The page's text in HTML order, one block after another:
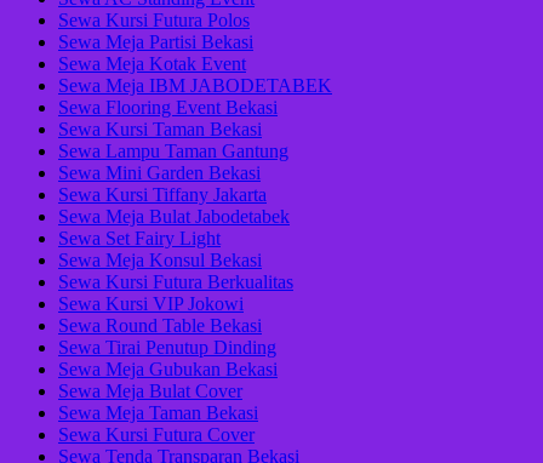
Sewa Kursi Futura Polos
Sewa Meja Partisi Bekasi
Sewa Meja Kotak Event
Sewa Meja IBM JABODETABEK
Sewa Flooring Event Bekasi
Sewa Kursi Taman Bekasi
Sewa Lampu Taman Gantung
Sewa Mini Garden Bekasi
Sewa Kursi Tiffany Jakarta
Sewa Meja Bulat Jabodetabek
Sewa Set Fairy Light
Sewa Meja Konsul Bekasi
Sewa Kursi Futura Berkualitas
Sewa Kursi VIP Jokowi
Sewa Round Table Bekasi
Sewa Tirai Penutup Dinding
Sewa Meja Gubukan Bekasi
Sewa Meja Bulat Cover
Sewa Meja Taman Bekasi
Sewa Kursi Futura Cover
Sewa Tenda Transparan Bekasi